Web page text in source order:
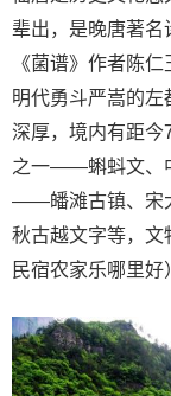
辈出，是晚唐著名
《菌谱》作者陈
明代勇斗严嵩的左
深厚，境内有距今
之一——蝌蚪文、
——皤滩古镇、宋
秋古越文字等，文
民宿农家乐哪里好